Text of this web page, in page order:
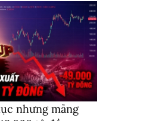
nhưng mảng